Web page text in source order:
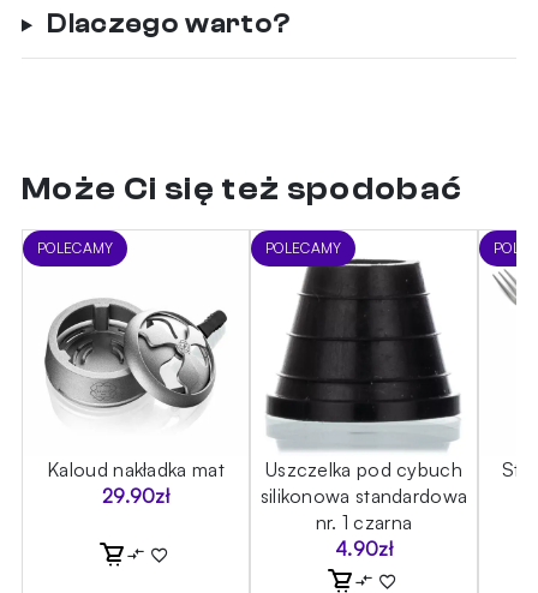
Dlaczego warto?
Może Ci się też spodobać
POLECAMY
Kaloud nakładka mat
29.90zł
POLECAMY
Uszczelka pod cybuch
silikonowa standardowa
nr. 1 czarna
4.90zł